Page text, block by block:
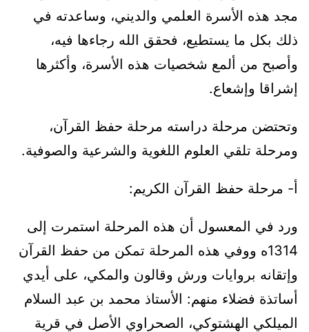
مجد هذه الأسرة العلمي والديني، وساعدته في
ذلك بكل ما يستطيع، فحقق الله رجاءها فيه،
وأصبح من ألمع شخصيات هذه الأسرة، وأكثرها
إشراقا وإشعاع.
وتحتضن مرحلة دراسته مرحلة حفظ القرآن،
ومرحلة تلقي العلوم اللغوية والشرعية والصوفية.
أ- مرحلة حفظ القرآن الكريم:
ورد في المعسول أن هذه المرحلة استمرت إلى
1314ه ووفي هذه المرحلة تمكن من حفظ القرآن
وإتقانه بروايات ورش وقالون والمكي، على أيدي
أساتذة فضلاء منهم: الأستاذ محمد بن عبد السلام
الميلكي الهشتوكي، الصحراوي الأصل في قرية